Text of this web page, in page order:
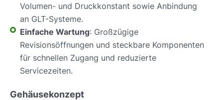
Volumen- und Druckkonstant sowie Anbindung
an GLT-Systeme.
Einfache Wartung: Großzügige
Revisionsöffnungen und steckbare Komponenten
für schnellen Zugang und reduzierte
Servicezeiten.
Gehäusekonzept